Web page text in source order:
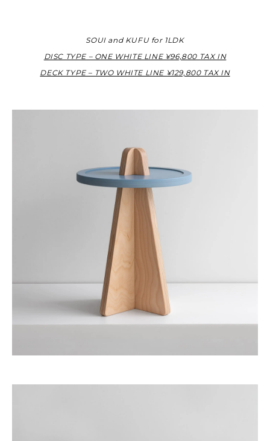
SOUI and KUFU for 1LDK
DISC TYPE – ONE WHITE LINE ¥96,800 TAX IN
DECK TYPE – TWO WHITE LINE ¥129,800 TAX IN